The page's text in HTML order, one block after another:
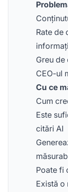
Rate de
Greu
CEO-ul
Cu ce
Cum
Este
citări AI
Poate fi
Există o